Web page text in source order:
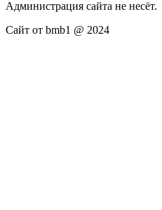
Администрация сайта не несёт.
Сайт от bmb1 @ 2024